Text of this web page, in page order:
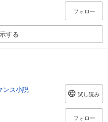
フォロー
する
ンス小説
試し読み
フォロー